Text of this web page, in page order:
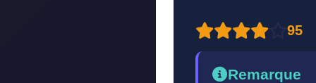
95
Remarque